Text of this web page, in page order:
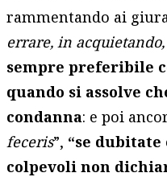
rammentando ai
errare, in
sempre preferibile
quando si assolve
condanna: e poi
feceris”, “se
colpevoli non